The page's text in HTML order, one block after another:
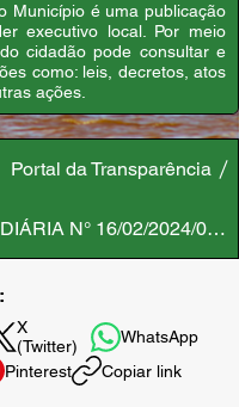
Município é uma publicação
executivo local. Por meio
cidadão pode consultar e
como: leis, decretos, atos
ações.
Portal da Transparência
N° 16/02/2024/001-
X
(Twitter)
WhatsApp
Pinterest Copiar link